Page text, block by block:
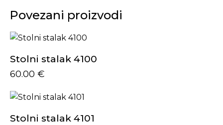
Povezani proizvodi
Stolni stalak 4100
60.00 €
Stolni stalak 4101